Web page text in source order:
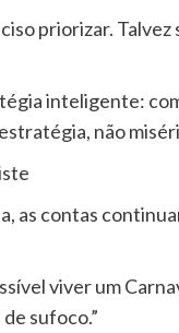
priorizar.
inteligente:
não
as contas
viver um
sufoco.”